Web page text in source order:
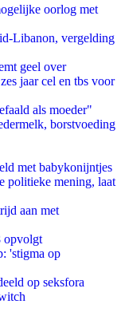
oorlog met
Libanon, vergelding
geel over
jaar cel en tbs voor
als moeder"
borstvoeding
met babykonijntjes
politieke mening, laat
aan met
opvolgt
'stigma op
op seksfora